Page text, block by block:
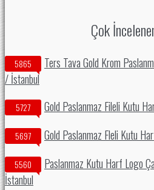
Çok
5865
Ters Tava Gold Krom
/ İstanbul
5727 Gold Paslanmaz Fileli Kutu
5697 Gold Paslanmaz Fleli Kutu
5560
Paslanmaz Kutu Harf Logo
İstanbul